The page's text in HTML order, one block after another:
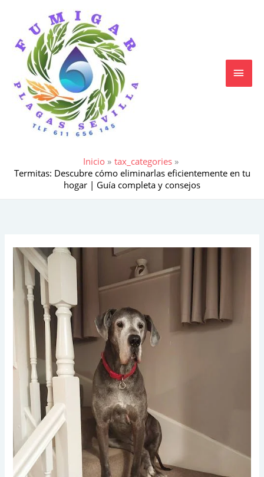
contenido
Inicio
tax_categories
Termitas: Descubre cómo eliminarlas eficientemente en tu
hogar | Guía completa y consejos